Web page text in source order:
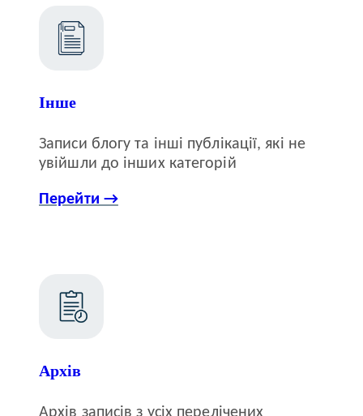
Інше
Записи блогу та інші публікації, які не
увійшли до інших категорій
Перейти →
Архів